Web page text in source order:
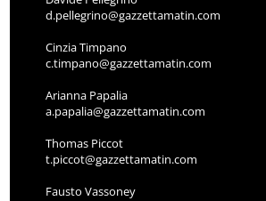
d.pellegrino@gazzettamatin.com
Cinzia Timpano
c.timpano@gazzettamatin.com
Arianna Papalia
a.papalia@gazzettamatin.com
Thomas Piccot
t.piccot@gazzettamatin.com
Fausto Vassoney